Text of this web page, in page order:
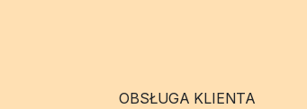
OBSŁUGA KLIENTA